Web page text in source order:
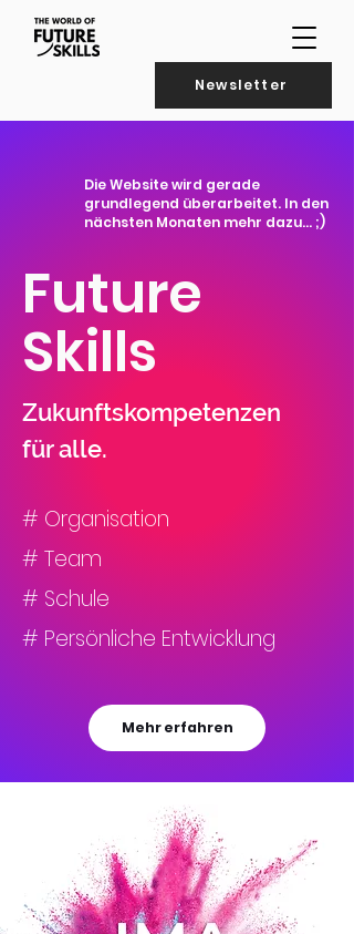
Newsletter
Die Website wird gerade
grundlegend überarbeitet. In den
nächsten Monaten mehr dazu... ;)
Future
Skills
Zukunftskompetenzen
für alle.
# Organisation
# Team
# Schule
# Persönliche Entwicklung
Mehr erfahren